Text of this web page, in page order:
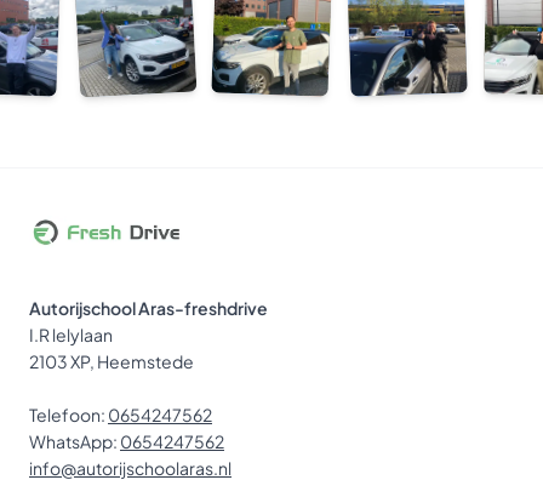
Autorijschool Aras-freshdrive
I.R lelylaan
2103 XP, Heemstede
Telefoon: 0654247562
WhatsApp: 0654247562
info@autorijschoolaras.nl